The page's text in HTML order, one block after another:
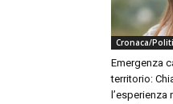
Cronaca/
Emergenza
territorio:
l’esperienza